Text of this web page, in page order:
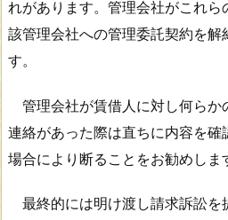
れがあります。管理会社がこれら
該管理会社への管理委託契約を解
す。
管理会社が賃借人に対し何らか
連絡があった際は直ちに内容を確
場合により断ることをお勧めし
最終的には明け渡し請求訴訟を